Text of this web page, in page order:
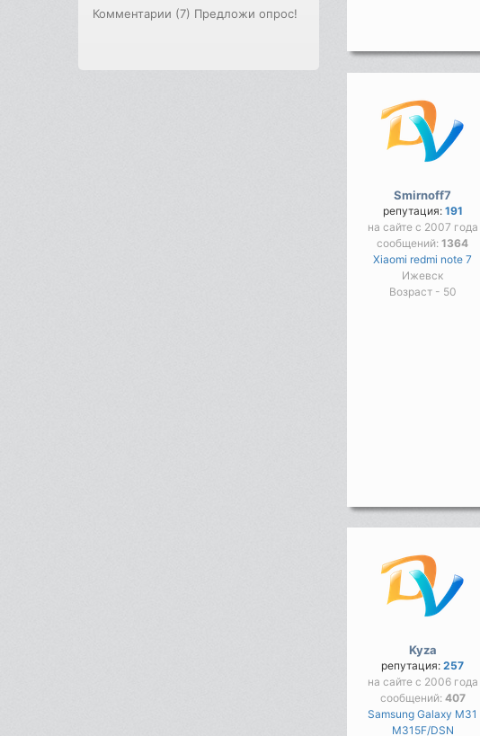
Комментарии (7) Предложи опрос!
Smirnoff7
репутация: 191
на сайте с 2007 года
сообщений:1364
Xiaomi redmi note 7
Ижевск
Возраст - 50
Kyza
репутация:257
на сайте с 2006 года
сообщений: 407
Samsung Galaxy M31
M315F/DSN